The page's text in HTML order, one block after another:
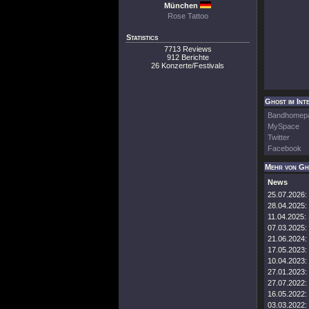
München
Rose Tattoo
Statistics
7713 Reviews
912 Berichte
26 Konzerte/Festivals
Ghost im
MySpace
Twitter
Facebook
Mehr von
News
25.07.2026:
28.04.2025:
11.04.2025:
07.03.2025:
21.06.2024:
17.05.2023:
10.04.2023:
27.01.2023:
27.07.2022:
16.05.2022:
03.03.2022: